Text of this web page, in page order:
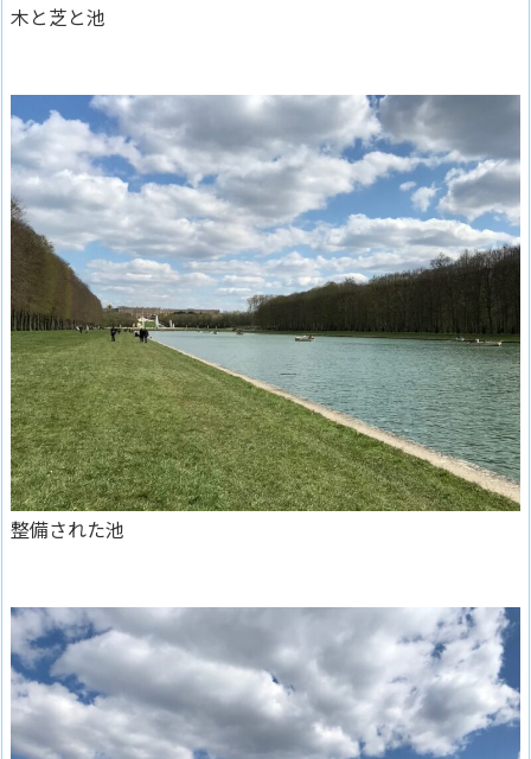
木と芝と池
整備された池